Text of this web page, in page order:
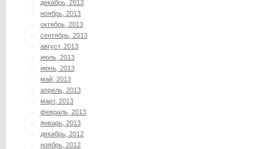
декабрь, 2013
ноябрь, 2013
октябрь, 2013
сентябрь, 2013
август, 2013
июль, 2013
июнь, 2013
май, 2013
апрель, 2013
март, 2013
февраль, 2013
январь, 2013
декабрь, 2012
ноябрь, 2012